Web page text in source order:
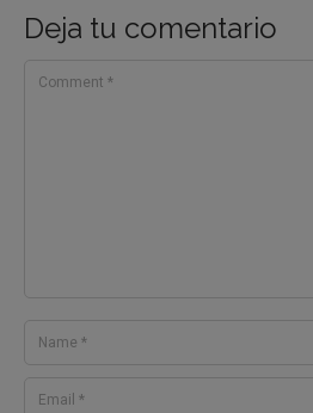
Deja tu comentario